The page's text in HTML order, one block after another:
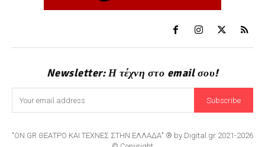
Newsletter: Η τέχνη στο email σου!
Subscribe
"ON.GR ΘΕΑΤΡΟ ΚΑΙ ΤΕΧΝΕΣ ΣΤΗΝ ΕΛΛΑΔΑ" ® by Digital.gr 2021-2026